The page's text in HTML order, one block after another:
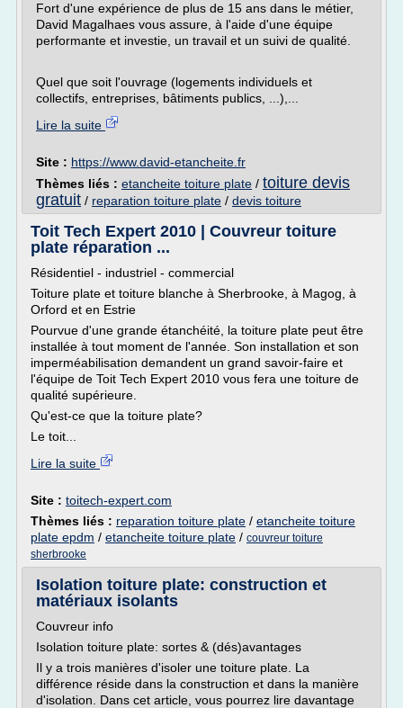
Fort d'une expérience de plus de 15 ans dans le métier,
David Magalhaes vous assure, à l'aide d'une équipe
performante et investie, un travail et un suivi de qualité.
Quel que soit l'ouvrage (logements individuels et
collectifs, entreprises, bâtiments publics, ...),...
Lire la suite
Site : https://www.david-etancheite.fr
Thèmes liés : etancheite toiture plate / toiture devis
gratuit / reparation toiture plate / devis toiture
Toit Tech Expert 2010 | Couvreur toiture
plate réparation ...
Résidentiel - industriel - commercial
Toiture plate et toiture blanche à Sherbrooke, à Magog, à
Orford et en Estrie
Pourvue d'une grande étanchéité, la toiture plate peut être
installée à tout moment de l'année. Son installation et son
imperméabilisation demandent un grand savoir-faire et
l'équipe de Toit Tech Expert 2010 vous fera une toiture de
qualité supérieure.
Qu'est-ce que la toiture plate?
Le toit...
Lire la suite
Site : toitech-expert.com
Thèmes liés : reparation toiture plate / etancheite toiture
plate epdm / etancheite toiture plate / couvreur toiture
sherbrooke
Isolation toiture plate: construction et
matériaux isolants
Couvreur info
Isolation toiture plate: sortes & (dés)avantages
Il y a trois manières d'isoler une toiture plate. La
différence réside dans la construction et dans la manière
d'isolation. Dans cet article, vous pourrez lire davantage